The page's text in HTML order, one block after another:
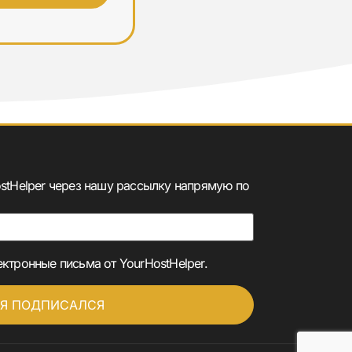
через нашу рассылку напрямую по
письма от YourHostHelper.